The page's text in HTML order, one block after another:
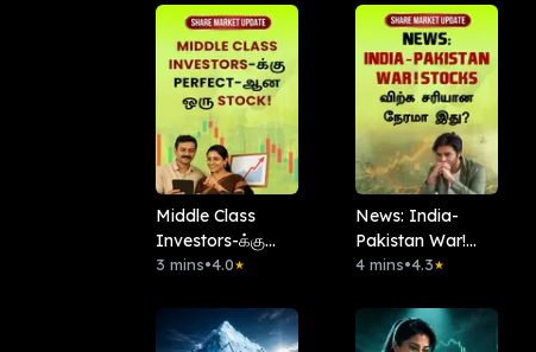
Middle Class
Investors-க்கு
Perfect-ஆன ஒரு
3 mins•4.0★
News: India-
Pakistan War!
Stocks விற்க
இது?
4 mins•4.3★